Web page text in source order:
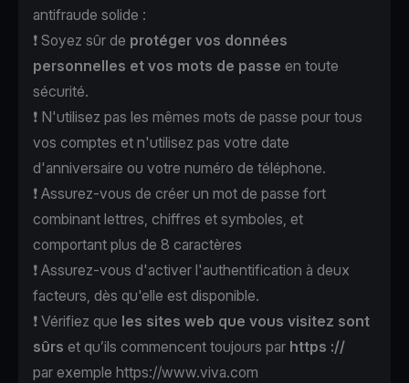
antifraude solide :
❗️ Soyez sûr de protéger vos données
personnelles et vos mots de passe en toute
sécurité.
❗️ N'utilisez pas les mêmes mots de passe pour tous
vos comptes et n'utilisez pas votre date
d'anniversaire ou votre numéro de téléphone.
❗️ Assurez-vous de créer un mot de passe fort
combinant lettres, chiffres et symboles, et
comportant plus de 8 caractères
❗️ Assurez-vous d'activer l'authentification à deux
facteurs, dès qu'elle est disponible.
❗️ Vérifiez que les sites web que vous visitez sont
sûrs et qu’ils commencent toujours par https ://
par exemple https://www.viva.com